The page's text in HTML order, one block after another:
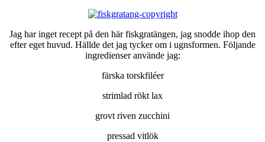
Jag har inget recept på den här fiskgratängen, jag snodde ihop den
efter eget huvud. Hällde det jag tycker om i ugnsformen. Följande
ingredienser använde jag:
färska torskfiléer
strimlad rökt lax
grovt riven zucchini
pressad vitlök